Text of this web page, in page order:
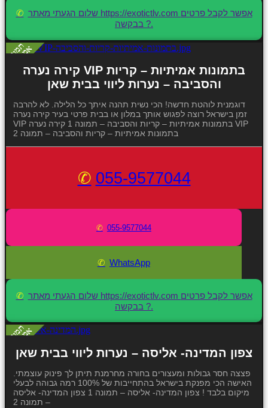
שלום הגעתי מאתר https://exotictlv.com אפשר לקבל פרטים
בבקשה ?.
קירה נערה VIP בתמונות אמיתיות – קריות
והסביבה – נערות ליווי בבית שאן
דוגמנית לוהטת חדשה! הכי נשית תהנה איתך כל הלילה. לא להרבה
זמן בישראל רוצה לפגוש אותך במלון או בבית פרטי בעיר קירה נערה
VIP בתמונות אמיתיות – קריות והסביבה – תמונה 1 קירה נערה VIP
בתמונות אמיתיות – קריות והסביבה – תמונה 2
055-9577044
055-9577044
WhatsApp
שלום הגעתי מאתר https://exotictlv.com אפשר לקבל פרטים
בבקשה ?.
צפון המדינה- אליסה – נערות ליווי בבית שאן
פצצה חסר גבולות ומעצורים בחורה מחרמנת תיתן לך פינוק עוצמתי.
האישה הכי מפנקת בישראל בהתחייבות של 100% רמה גבוהה לבעלי
מיקום בלבד ! צפון המדינה- אליסה – תמונה 1 צפון המדינה- אליסה
– תמונה 2